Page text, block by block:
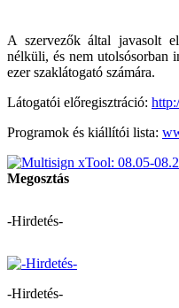
A szervezők által javasolt
nélküli, és nem utolsósorban
ezer szaklátogató számára.
Látogatói előregisztráció:
Programok és kiállítói lista:
Megosztás
-Hirdetés-
-Hirdetés-